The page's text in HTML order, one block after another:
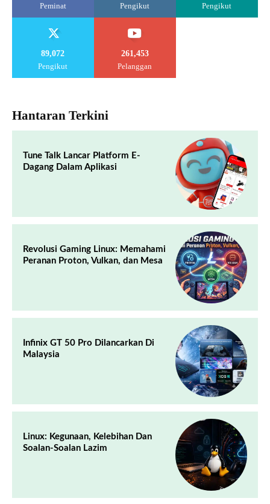
Peminat
Pengikut
Pengikut
89,072
Pengikut
261,453
Pelanggan
Hantaran Terkini
Tune Talk Lancar Platform E-
Dagang Dalam Aplikasi
Revolusi Gaming Linux: Memahami
Peranan Proton, Vulkan, dan Mesa
Infinix GT 50 Pro Dilancarkan Di
Malaysia
Linux: Kegunaan, Kelebihan Dan
Soalan-Soalan Lazim